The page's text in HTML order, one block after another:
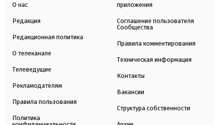
О нас
Редакция
Редакционная политика
О телеканале
Телеведущие
Рекламодателям
Правила пользования
Политика
приложения
Соглашение пользователя
Сообщества
Правила комментирования
Техническая информация
Контакты
Вакансии
Структура собственности